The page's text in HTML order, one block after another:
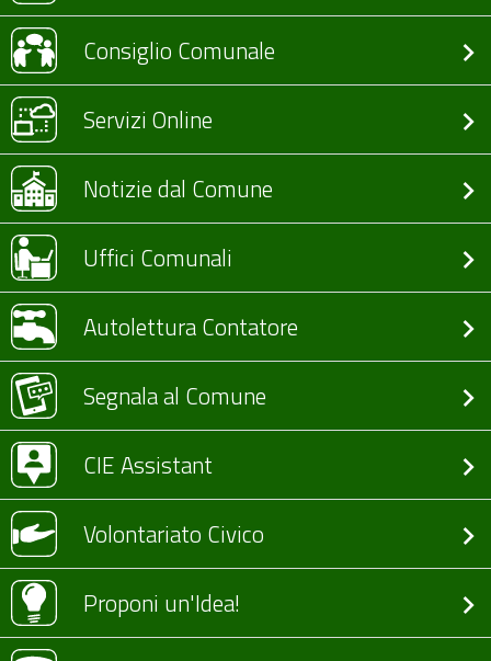
Consiglio Comunale
Servizi Online
Notizie dal Comune
Uffici Comunali
Autolettura Contatore
Segnala al Comune
CIE Assistant
Volontariato Civico
Proponi un'Idea!